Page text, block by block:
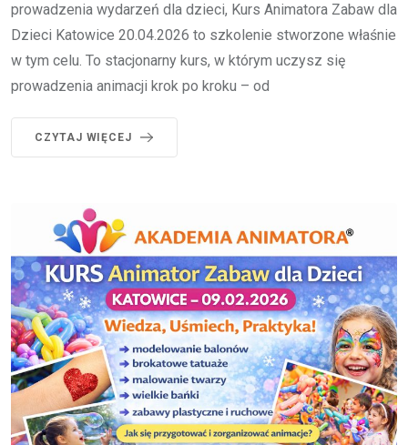
prowadzenia wydarzeń dla dzieci, Kurs Animatora Zabaw dla
Dzieci Katowice 20.04.2026 to szkolenie stworzone właśnie
w tym celu. To stacjonarny kurs, w którym uczysz się
prowadzenia animacji krok po kroku – od
CZYTAJ WIĘCEJ